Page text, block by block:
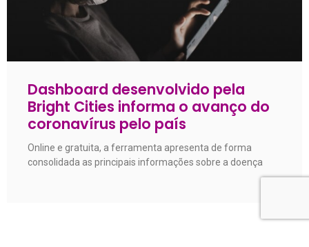
Dashboard desenvolvido pela
Bright Cities informa o avanço do
coronavírus pelo país
Online e gratuita, a ferramenta apresenta de forma
consolidada as principais informações sobre a doença